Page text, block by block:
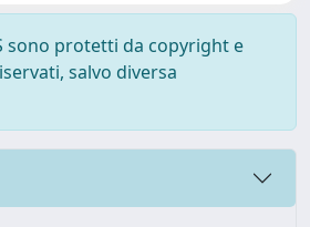
sono protetti da copyright e
salvo diversa